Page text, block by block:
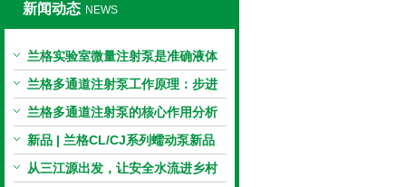
新闻动态 NEWS
兰格实验室微量注射泵是准确液体
输送的科学工具
兰格多通道注射泵工作原理：步进
电机与机械传动的协同
兰格多通道注射泵的核心作用分析
新品 | 兰格CL/CJ系列蠕动泵新品
上市，小巧机身，大有可为！
从三江源出发，让安全水流进乡村